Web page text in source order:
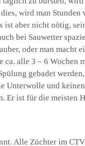
wird man Stunden
ist aber nicht nötig,
bei Sauwetter
oder man macht
ca. alle 3 – 6 Wochen
gebadet
Unterwolle und
Er ist für die meisten
Alle Züchter im